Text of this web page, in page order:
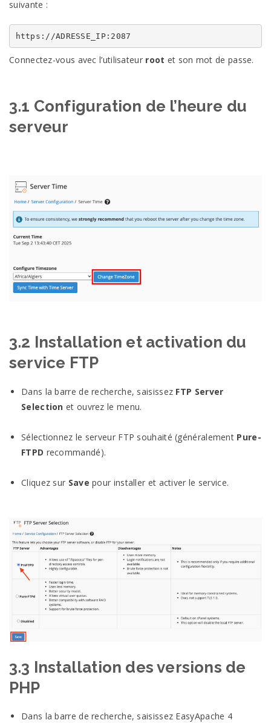
suivante :
https://ADRESSE_IP:2087
Connectez-vous avec l’utilisateur root et son mot de passe.
3.1 Configuration de l’heure du
serveur
3.2 Installation et activation du
service FTP
Dans la barre de recherche, saisissez FTP Server
Selection et ouvrez le menu.
Sélectionnez le serveur FTP souhaité (généralement Pure-
FTPD recommandé).
Cliquez sur Save pour installer et activer le service.
3.3 Installation des versions de
PHP
Dans la barre de recherche, saisissez EasyApache 4